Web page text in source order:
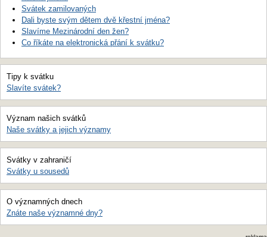
Svátek zamilovaných
Dali byste svým dětem dvě křestní jména?
Slavíme Mezinárodní den žen?
Co říkáte na elektronická přání k svátku?
Tipy k svátku
Slavíte svátek?
Význam našich svátků
Naše svátky a jejich významy
Svátky v zahraničí
Svátky u sousedů
O významných dnech
Znáte naše významné dny?